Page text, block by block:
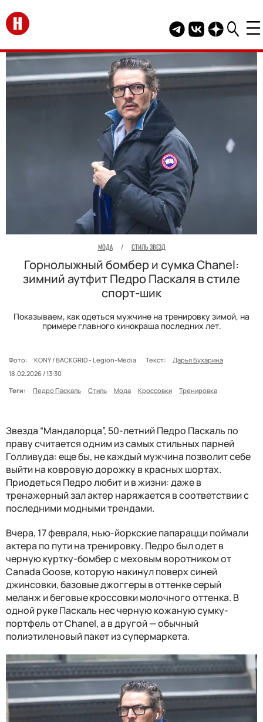
Перейти на главную
Telegram канал
Группа HELLO
Канал
МОДА / СТИЛЬ ЗВЕЗД
Горнолыжный бомбер и сумка Chanel:
зимний аутфит Педро Паскаля в стиле
спорт-шик
Показываем, как одеться мужчине на тренировку зимой, на
примере главного кинокраша последних лет.
Фото: KONY / BACKGRID - Legion-Media Текст:
Дарья Бухарина
18.02.2026 / 13:30
Теги:
Педро Паскаль Стиль Мода Кроссовки Тренировка
Звезда “Мандалорца”, 50-летний Педро Паскаль по
праву считается одним из самых стильных парней
Голливуда: еще бы, не каждый мужчина позволит себе
выйти на ковровую дорожку в красных шортах.
Приодеться Педро любит и в жизни: даже в
тренажерный зал актер наряжается в соответствии с
последними модными трендами.
Вчера, 17 февраля, нью-йоркские папарацци поймали
актера по пути на тренировку. Педро был одет в
черную куртку-бомбер с меховым воротником от
Canada Goose, которую накинул поверх синей
джинсовки, базовые джоггеры в оттенке серый
меланж и беговые кроссовки молочного оттенка. В
одной руке Паскаль нес черную кожаную сумку-
портфель от Chanel, а в другой — обычный
полиэтиленовый пакет из супермаркета.